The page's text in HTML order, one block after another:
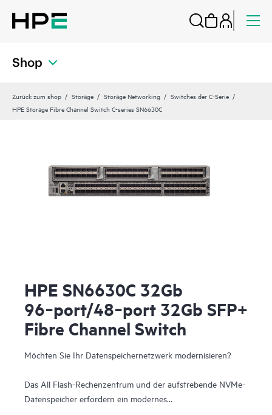
Shop
Zurück zum shop Storage Storage Networking
Switches der C-Serie
HPE Storage Fibre Channel Switch C-series SN6630C
HPE SN6630C 32Gb
96‑port/48‑port 32Gb SFP+
Fibre Channel Switch
Möchten Sie Ihr Datenspeichernetzwerk modernisieren?
Das All Flash-Rechenzentrum und der aufstrebende NVMe-
Datenspeicher erfordern ein modernes